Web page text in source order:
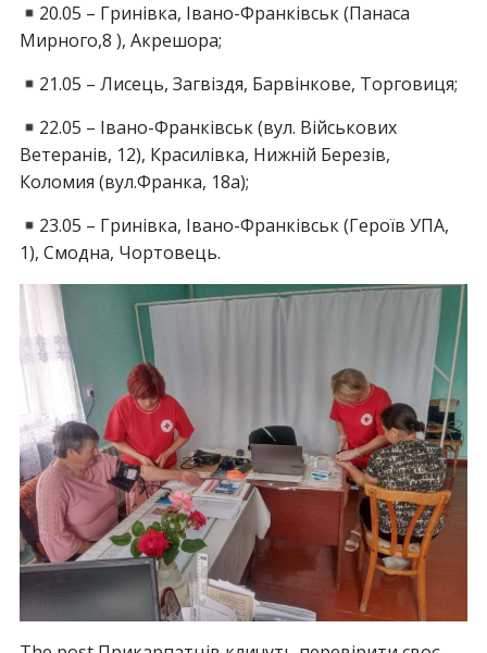
20.05 – Гринівка, Івано-Франківськ (Панаса
Мирного,8 ), Акрешора;
21.05 – Лисець, Загвіздя, Барвінкове, Торговиця;
22.05 – Івано-Франківськ (вул. Військових
Ветеранів, 12), Красилівка, Нижній Березів,
Коломия (вул.Франка, 18а);
23.05 – Гринівка, Івано-Франківськ (Героїв УПА,
1), Смодна, Чортовець.